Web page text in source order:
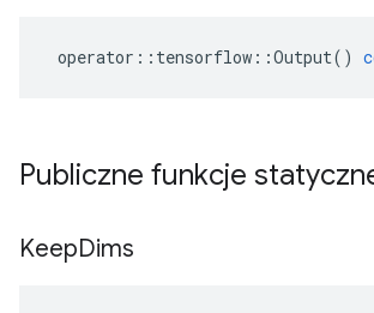
operator :: tensorflow ::Output()
Publiczne funkcje
KeepDims